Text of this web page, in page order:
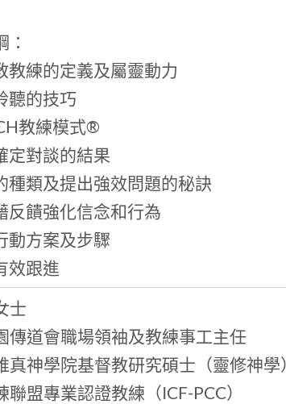
：
教練的定義及屬靈動力
聽的技巧
教練模式®
定對談的結果
種類及提出強效問題的秘訣
反饋強化信念和行為
動方案及步驟
效跟進
士
傳道會職場領袖及教練事工主任
真神學院基督教研究碩士（靈修神學
聯盟專業認證教練（ICF-PCC）